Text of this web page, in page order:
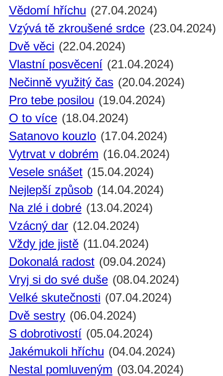
Vědomí hříchu (27.04.2024)
Vzývá tě zkroušené srdce (23.04.2024)
Dvě věci (22.04.2024)
Vlastní posvěcení (21.04.2024)
Nečinně využitý čas (20.04.2024)
Pro tebe posilou (19.04.2024)
O to více (18.04.2024)
Satanovo kouzlo (17.04.2024)
Vytrvat v dobrém (16.04.2024)
Vesele snášet (15.04.2024)
Nejlepší způsob (14.04.2024)
Na zlé i dobré (13.04.2024)
Vzácný dar (12.04.2024)
Vždy jde jistě (11.04.2024)
Dokonalá radost (09.04.2024)
Vryj si do své duše (08.04.2024)
Velké skutečnosti (07.04.2024)
Dvě sestry (06.04.2024)
S dobrotivostí (05.04.2024)
Jakémukoli hříchu (04.04.2024)
Nestal pomluveným (03.04.2024)